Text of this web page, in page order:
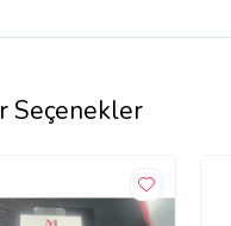
Seçenekler